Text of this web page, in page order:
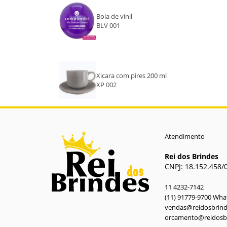
Bola de vinil
BLV 001
Xicara com pires 200 ml
XP 002
Atendimento
Rei dos Brindes
CNPJ: 18.152.458/
11 4232-7142
(11) 91779-9700